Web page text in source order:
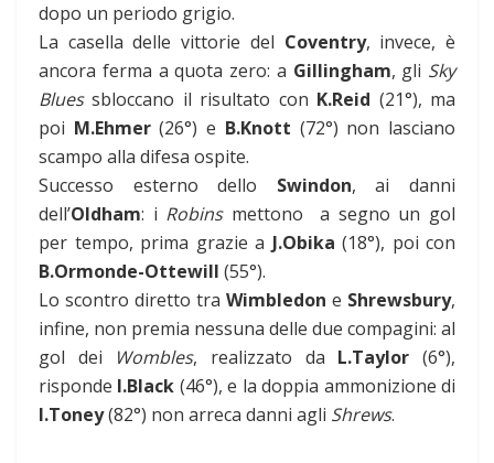
dopo un periodo grigio.
La casella delle vittorie del Coventry, invece, è
ancora ferma a quota zero: a Gillingham, gli Sky
Bluessbloccano il risultato con K.Reid (21°), ma
poi M.Ehmer(26°) e B.Knott (72°) non lasciano
scampo alla difesa ospite.
Successo esterno dello Swindon, ai danni
dell’Oldham: i Robinsmettono a segno un gol
per tempo, prima grazie a J.Obika (18°), poi con
B.Ormonde-Ottewill (55°).
Lo scontro diretto tra Wimbledon e Shrewsbury,
infine, non premia nessuna delle due compagini: al
gol dei
Wombles, realizzato da L.Taylor (6°),
risponde I.Black (46°), e la doppia ammonizione di
I.Toney(82°) non arreca danni agli Shrews.